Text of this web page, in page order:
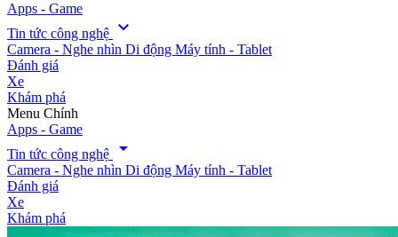
Apps - Game
Tin tức công nghệ expand_more
Camera - Nghe nhìn Di động Máy tính - Tablet
Đánh giá
Xe
Khám phá
search
Menu Chính
Apps - Game
Tin tức công nghệ
arrow_drop_down
Camera - Nghe nhìn Di động Máy tính - Tablet
Đánh giá
Xe
Khám phá